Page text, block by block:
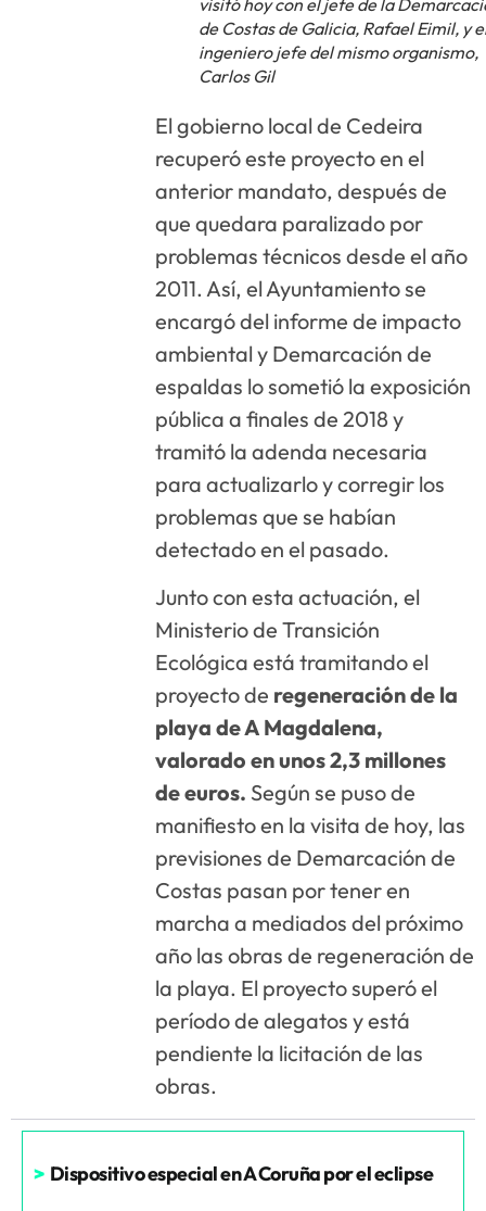
de Costas de Galicia, Rafael Eimil, y
ingeniero jefe del mismo organismo,
Carlos Gil
El gobierno local de Cedeira
recuperó este proyecto en el
anterior mandato, después de
que quedara paralizado por
problemas técnicos desde el año
2011. Así, el Ayuntamiento se
encargó del informe de impacto
ambiental y Demarcación de
espaldas lo sometió la exposición
pública a finales de 2018 y
tramitó la adenda necesaria
para actualizarlo y corregir los
problemas que se habían
detectado en el pasado.
Junto con esta actuación, el
Ministerio de Transición
Ecológica está tramitando el
proyecto de regeneración de la
playa de A Magdalena,
valorado en unos 2,3 millones
de euros. Según se puso de
manifiesto en la visita de hoy, las
previsiones de Demarcación de
Costas pasan por tener en
marcha a mediados del próximo
año las obras de regeneración de
la playa. El proyecto superó el
período de alegatos y está
pendiente la licitación de las
obras.
> Dispositivo especial en A Coruña por el eclipse